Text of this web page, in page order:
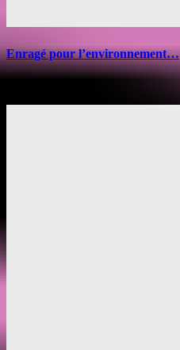
Enragé pour l’environnement…